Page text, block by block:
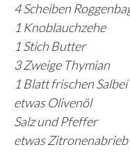
4 Scheiben
1 Knoblauchzehe
1 Stich Butter
3 Zweige Thymian
1 Blatt frischen Salbei
etwas Olivenöl
Salz und Pfeffer
etwas